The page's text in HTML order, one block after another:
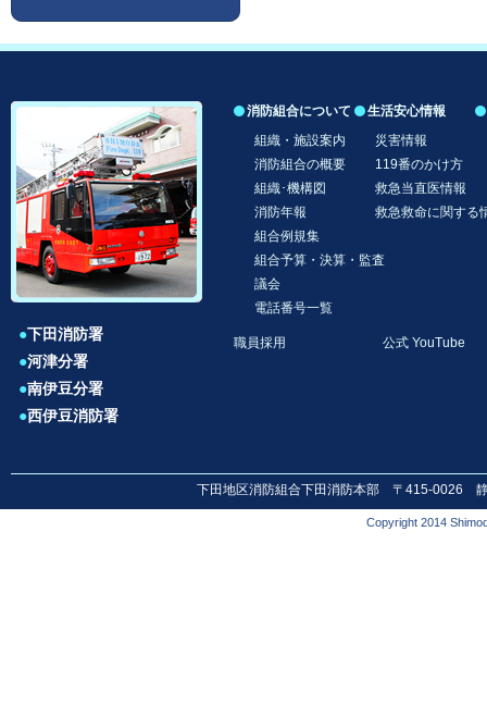
●下田消防署
●河津分署
●南伊豆分署
●西伊豆消防署
コンテンツへ移動
消防組合について
組織・施設案内
消防組合の概要
組織･機構図
消防年報
組合例規集
組合予算・決算・監査
議会
電話番号一覧
生活安心情報
災害情報
119番のかけ方
救急当直医情報
救急救命に関する
職員採用 公式 YouTube
下田地区消防組合下田消防本部 〒415-0026
Copyright 2014